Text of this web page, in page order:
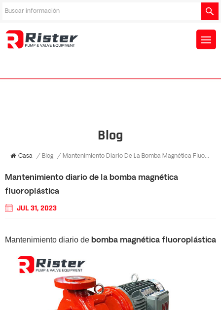
Blog
Casa / Blog / Mantenimiento Diario De La Bomba Magnética Fluoroplástica
Mantenimiento diario de la bomba magnética
fluoroplástica
JUL 31, 2023
Mantenimiento diario de bomba magnética fluoroplástica